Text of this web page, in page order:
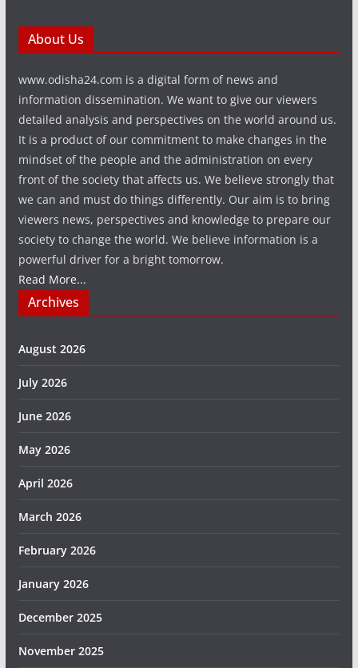
About Us
www.odisha24.com is a digital form of news and
information dissemination. We want to give our viewers
detailed analysis and perspectives on the world around us.
It is a product of our commitment to make changes in the
mindset of the people and the administration on every
front of the society that affects us. We believe strongly that
we can and must do things differently. Our aim is to bring
viewers news, perspectives and knowledge to prepare our
society to change the world. We believe information is a
powerful driver for a bright tomorrow.
Read More...
Archives
August 2026
July 2026
June 2026
May 2026
April 2026
March 2026
February 2026
January 2026
December 2025
November 2025